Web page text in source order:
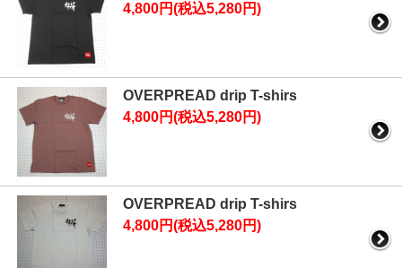
4,800円(税込5,280円)
OVERPREAD drip T-shirs
4,800円(税込5,280円)
OVERPREAD drip T-shirs
4,800円(税込5,280円)